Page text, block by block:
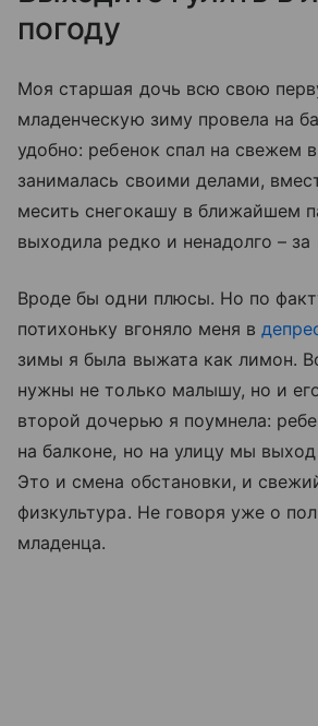
погоду
Моя старшая дочь всю свою
младенческую зиму провела на
удобно: ребенок спал на свежем
занималась своими делами,
месить снегокашу в ближайшем
выходила редко и ненадолго –
Вроде бы одни плюсы. Но по
потихоньку вгоняло меня в
зимы я была выжата как лимон.
нужны не только малышу, но и
второй дочерью я поумнела:
на балконе, но на улицу мы
Это и смена обстановки, и
физкультура. Не говоря уже о
младенца.